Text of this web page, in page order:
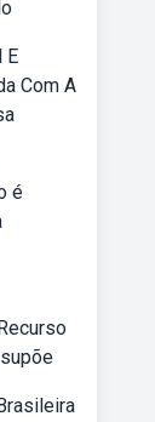
E
Com A
é